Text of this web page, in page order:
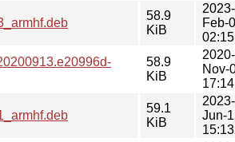
58.9
KiB
2023-
Feb-
02:15
58.9
KiB
2020-
Nov-
17:14
59.1
KiB
2023-
Jun-
15:13